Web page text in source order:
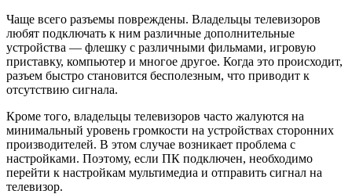
Чаще всего разъемы повреждены. Владельцы телевизоров
любят подключать к ним различные дополнительные
устройства — флешку с различными фильмами, игровую
приставку, компьютер и многое другое. Когда это происходит,
разъем быстро становится бесполезным, что приводит к
отсутствию сигнала.
Кроме того, владельцы телевизоров часто жалуются на
минимальный уровень громкости на устройствах сторонних
производителей. В этом случае возникает проблема с
настройками. Поэтому, если ПК подключен, необходимо
перейти к настройкам мультимедиа и отправить сигнал на
телевизор.